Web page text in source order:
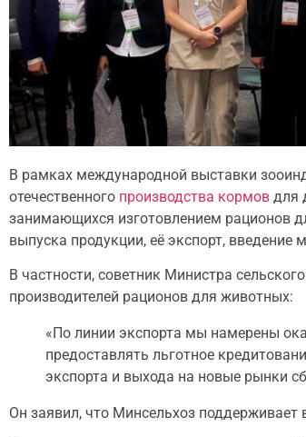
В рамках международной выставки
отечественного производства кормов для
занимающихся изготовлением рационов
выпуска продукции, её экспорт, введение
В частности, советник Министра
производителей рационов для животных:
«По линии экспорта мы намерены
предоставлять льготное
экспорта и выхода на новые рынки
Он заявил, что Минсельхоз